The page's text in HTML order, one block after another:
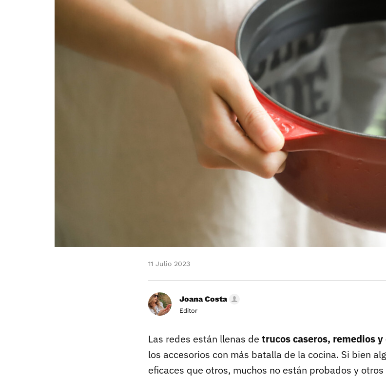
11 Julio 2023
Joana Costa
Editor
Las redes están llenas de trucos caseros, remedios
los accesorios con más batalla de la cocina. Si bien
eficaces que otros, muchos no están probados y